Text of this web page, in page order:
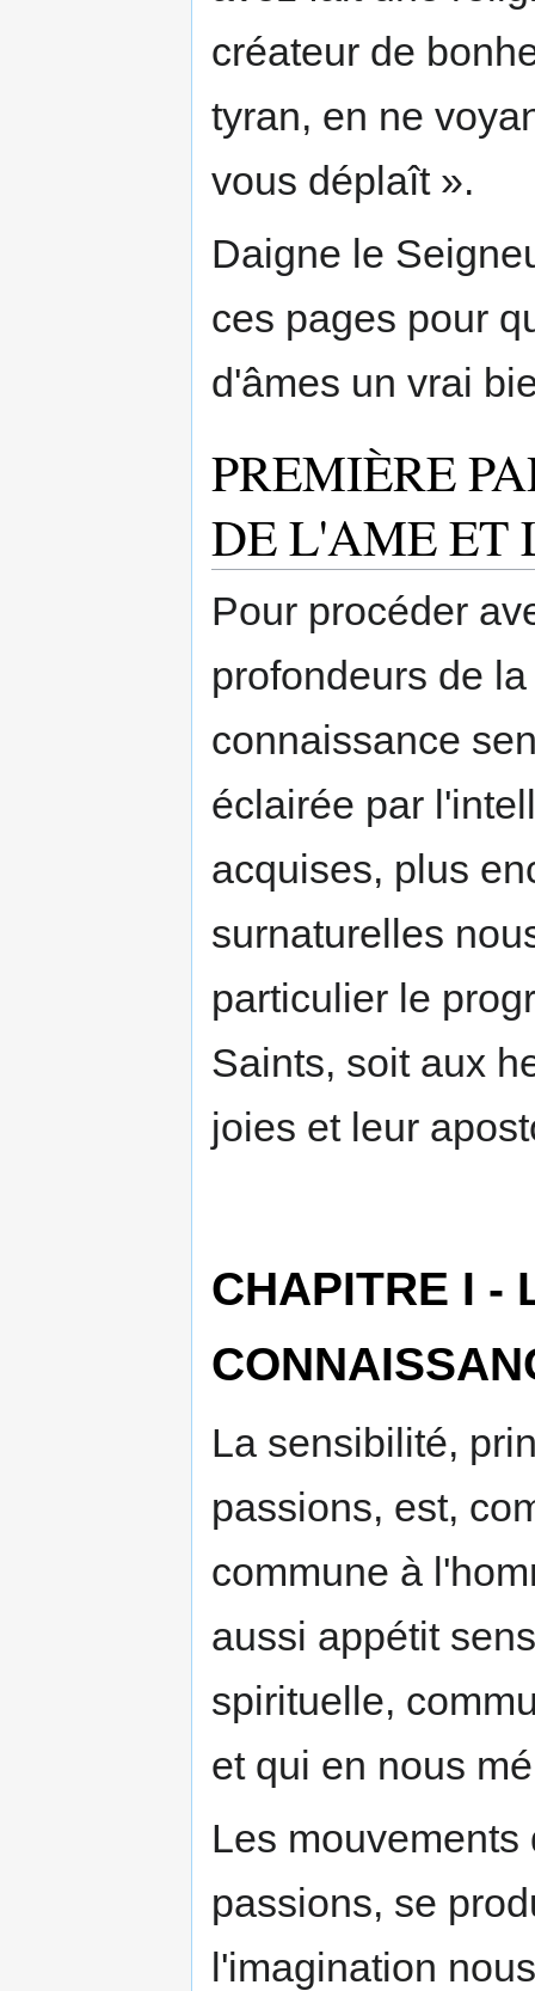
créateur de
tyran, en ne
vous déplaît ».
Daigne le
ces pages pour
d'âmes un vrai
PREMIÈRE
DE L'AME ET
Pour procéder
profondeurs de
connaissance
éclairée par
acquises, plus
surnaturelles
particulier le
Saints, soit aux
joies et leur
CHAPITRE I -
La sensibilité,
passions, est,
commune à
aussi appétit
spirituelle,
et qui en nous
Les
passions, se
l'imagination